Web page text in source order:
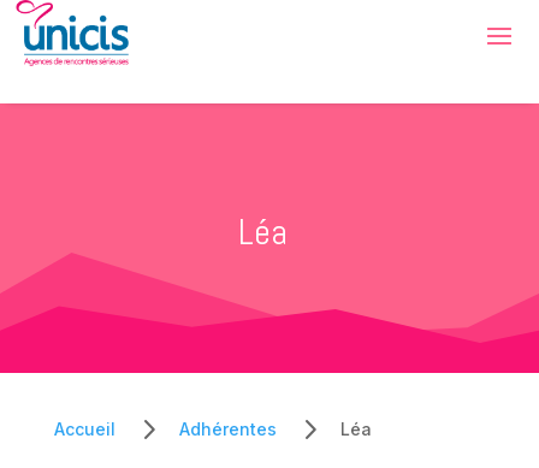
Léa
Accueil 5 Adhérentes 5 Léa